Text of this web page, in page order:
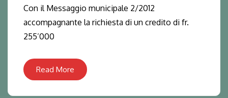
Con il Messaggio municipale 2/2012
accompagnante la richiesta di un credito di fr.
255’000
Read More